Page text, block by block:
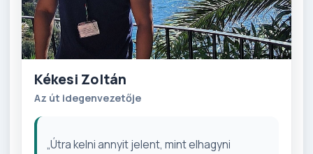
Kékesi Zoltán
Az út idegenvezetője
„Útra kelni annyit jelent, mint elhagyni